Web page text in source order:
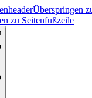
Überspringen
zu Seitenfußzeile